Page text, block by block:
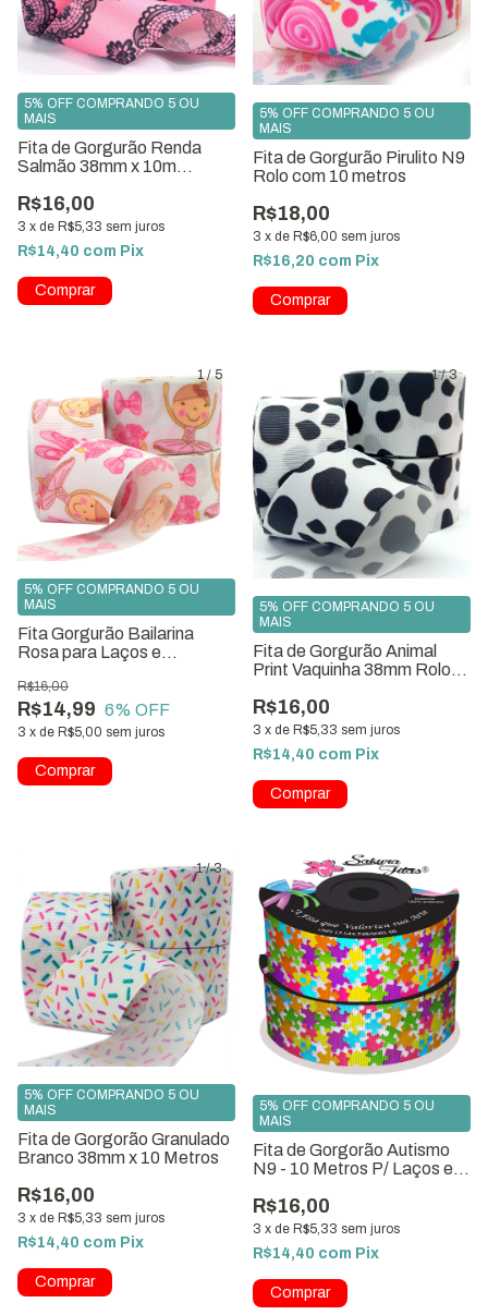
Fita de Gorgurão Renda
Salmão 38mm x 10m
R$16,00
3 x de R$5,33 sem juros
5% OFF COMPRANDO 5 OU
MAIS
R$14,40 com Pix
Fita de Gorgurão Pirulito N9
Rolo com 10 metros
R$18,00
3 x de R$6,00 sem juros
5% OFF COMPRANDO 5 OU
MAIS
R$16,20 com Pix
1/5
Fita Gorgurão Bailarina
Rosa para Laços e
R$14,99
R$16,00
6% OFF
3 x de R$5,00 sem juros
5% OFF COMPRANDO 5 OU
MAIS
1/3
Fita de Gorgurão Animal
Print Vaquinha 38mm Rolo
R$16,00
3 x de R$5,33 sem juros
5% OFF COMPRANDO 5 OU
MAIS
R$14,40 com Pix
1/3
Fita de Gorgorão Granulado
Branco 38mm x 10 Metros
R$16,00
3 x de R$5,33 sem juros
5% OFF COMPRANDO 5 OU
MAIS
R$14,40 com Pix
Fita de Gorgorão Autismo
N9 - 10 Metros P/ Laços e
R$16,00
3 x de R$5,33 sem juros
5% OFF COMPRANDO 5 OU
MAIS
R$14,40 com Pix